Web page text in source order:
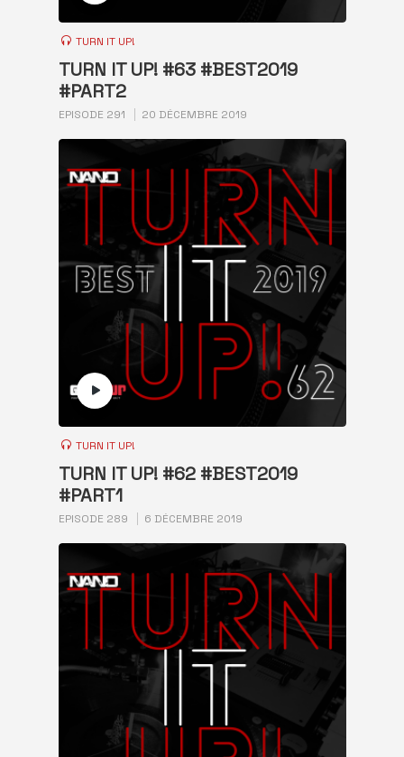
TURN IT UP!
TURN IT UP! #63 #BEST2019
#PART2
EPISODE 291 20 DÉCEMBRE 2019
TURN IT UP!
TURN IT UP! #62 #BEST2019
#PART1
EPISODE 289 6 DÉCEMBRE 2019